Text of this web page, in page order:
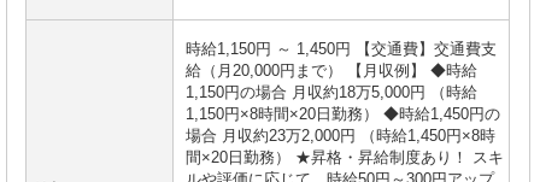
時給1,150円 ～ 1,450円 【交通費】交通費支
給（月20,000円まで） 【月収例】 ◆時給
1,150円の場合 月収約18万5,000円 （時給
1,150円×8時間×20日勤務） ◆時給1,450円の
場合 月収約23万2,000円 （時給1,450円×8時
間×20日勤務） ★昇格・昇給制度あり！ スキ